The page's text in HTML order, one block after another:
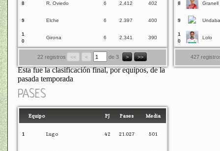
8 R. Oviedo 6 2.412 402
9 Elche 6 2.397 400
1
0
Girona 6 2.341 390
22 registros << < de 3 > >>
8 Granell
9
1
0
Lolo
427
Esta fue la clasificación final, por equipos, de la
pasada temporada
PASES
Equipo PJ Pases Media
1 Lugo 42 21.027 501